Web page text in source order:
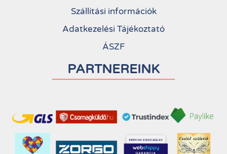
Szállítási információk
Adatkezelési Tájékoztató
ÁSZF
PARTNEREINK